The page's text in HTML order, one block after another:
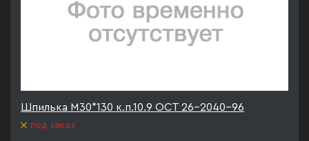
Шпилька М30*130 к.п.10.9 ОСТ 26-2040-96
под заказ